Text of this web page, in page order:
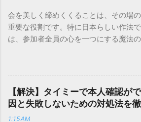
本全国に広範なネットワークを持つ大
重量物や大型の荷物、そして企業間の輸
実績を誇ります。 個人で利用する場合
いう特徴があります。地域に密着した
ロールしているため、現場の状況に合
やすいのがメリットです。まずは、今
サービスで解決できるかを確認していき
会を美しく締めくくることは、その場
重要な役割です。特に日本らしい作法で
は、参加者全員の心を一つにする魔法
「手拍子のリズムに自信がない」と不
ずです。この記事では、ビジネスから
で、どのような場面でも堂々と立ち振
締め」の作法を、基礎知識から具体的
解説します。 一本締めとは？その本質
【解決】タイミーで本人確認が
因と失敗しないための対処法を
1:15 AM